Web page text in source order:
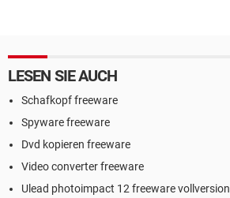
LESEN SIE AUCH
Schafkopf freeware
Spyware freeware
Dvd kopieren freeware
Video converter freeware
Ulead photoimpact 12 freeware vollversion